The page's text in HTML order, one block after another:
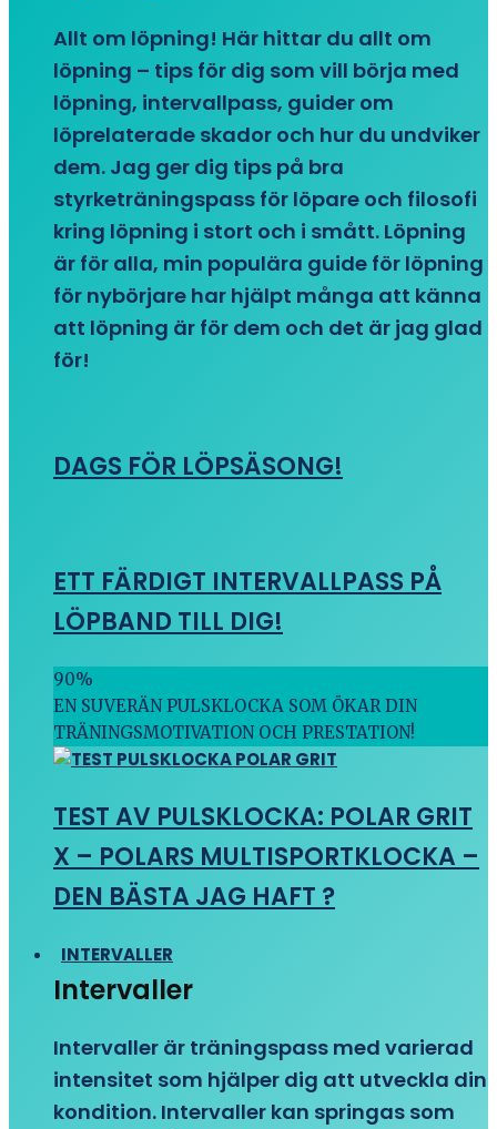
Allt om löpning! Här hittar du allt om
löpning – tips för dig som vill börja med
löpning, intervallpass, guider om
löprelaterade skador och hur du undviker
dem. Jag ger dig tips på bra
styrketräningspass för löpare och filosofi
kring löpning i stort och i smått. Löpning
är för alla, min populära guide för löpning
för nybörjare har hjälpt många att känna
att löpning är för dem och det är jag glad
för!
DAGS FÖR LÖPSÄSONG!
ETT FÄRDIGT INTERVALLPASS PÅ
LÖPBAND TILL DIG!
90%
EN SUVERÄN PULSKLOCKA SOM ÖKAR DIN
TRÄNINGSMOTIVATION OCH PRESTATION!
TEST AV PULSKLOCKA: POLAR GRIT
X – POLARS MULTISPORTKLOCKA –
DEN BÄSTA JAG HAFT ?
INTERVALLER
Intervaller
Intervaller är träningspass med varierad
intensitet som hjälper dig att utveckla din
kondition. Intervaller kan springas som